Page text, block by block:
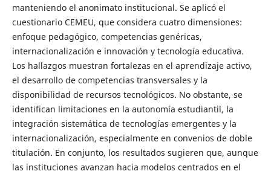
manteniendo el anonimato institucional. Se aplicó el
cuestionario CEMEU, que considera cuatro dimensiones:
enfoque pedagógico, competencias genéricas,
internacionalización e innovación y tecnología educativa.
Los hallazgos muestran fortalezas en el aprendizaje activo,
el desarrollo de competencias transversales y la
disponibilidad de recursos tecnológicos. No obstante, se
identifican limitaciones en la autonomía estudiantil, la
integración sistemática de tecnologías emergentes y la
internacionalización, especialmente en convenios de doble
titulación. En conjunto, los resultados sugieren que, aunque
las instituciones avanzan hacia modelos centrados en el